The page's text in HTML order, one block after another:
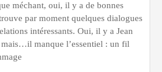
méchant, oui, il y a de bonnes
par moment quelques dialogues
intéressants. Oui, il y a Jean
mais…il manque l’essentiel : un fil